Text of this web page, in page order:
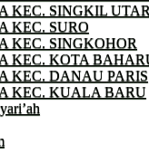
KEC. SINGKIL
KEC. SURO
KEC. SINGKOHOR
KEC. KOTA
KEC. DANAU PARIS
KEC. KUALA BARU